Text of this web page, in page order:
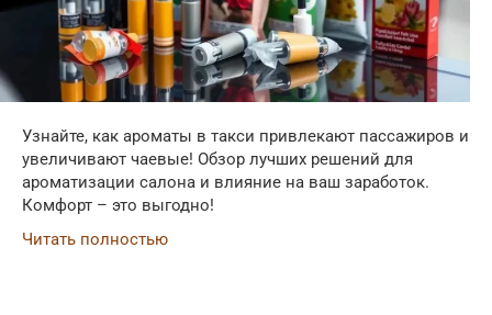
Узнайте, как ароматы в такси привлекают пассажиров и
увеличивают чаевые! Обзор лучших решений для
ароматизации салона и влияние на ваш заработок.
Комфорт – это выгодно!
Читать полностью